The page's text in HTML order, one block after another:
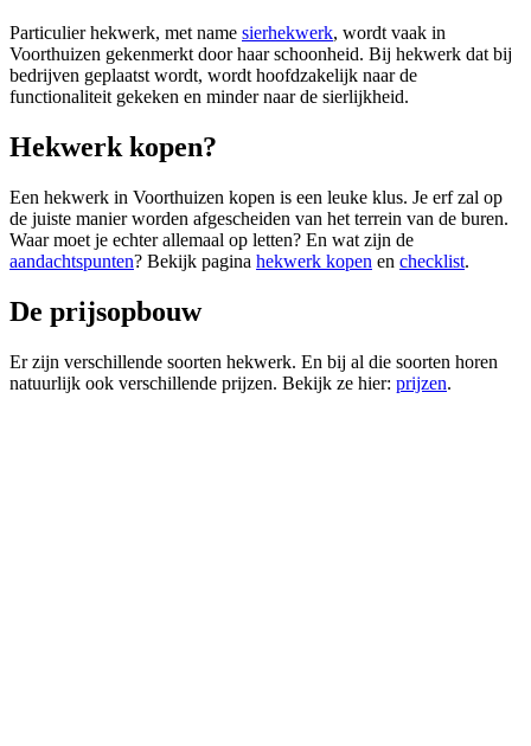
Particulier hekwerk, met name sierhekwerk, wordt vaak in
Voorthuizen gekenmerkt door haar schoonheid. Bij hekwerk dat bij
bedrijven geplaatst wordt, wordt hoofdzakelijk naar de
functionaliteit gekeken en minder naar de sierlijkheid.
Hekwerk kopen?
Een hekwerk in Voorthuizen kopen is een leuke klus. Je erf zal op
de juiste manier worden afgescheiden van het terrein van de buren.
Waar moet je echter allemaal op letten? En wat zijn de
aandachtspunten? Bekijk pagina hekwerk kopen en checklist.
De prijsopbouw
Er zijn verschillende soorten hekwerk. En bij al die soorten horen
natuurlijk ook verschillende prijzen. Bekijk ze hier: prijzen.